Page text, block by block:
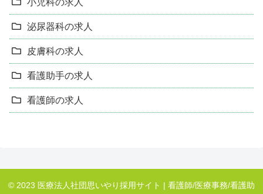
泌尿器科の求人
皮膚科の求人
看護助手の求人
看護師の求人
© 2023 医療法人社団思いやり採用サイト | 看護師/医療事務/看護助